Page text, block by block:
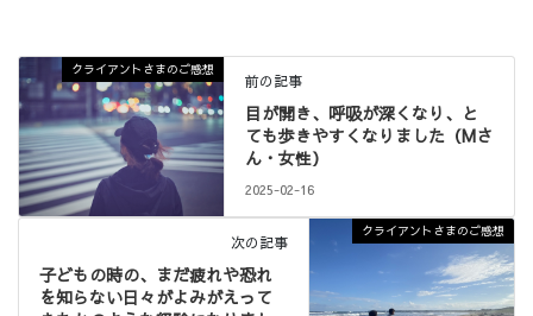
クライアントさまのご感想
前の記事
目が開き、呼吸が深くなり、と
ても歩きやすくなりました（Mさ
ん・女性）
2025-02-16
クライアントさまのご感想
次の記事
子どもの時の、まだ疲れや恐れ
を知らない日々がよみがえって